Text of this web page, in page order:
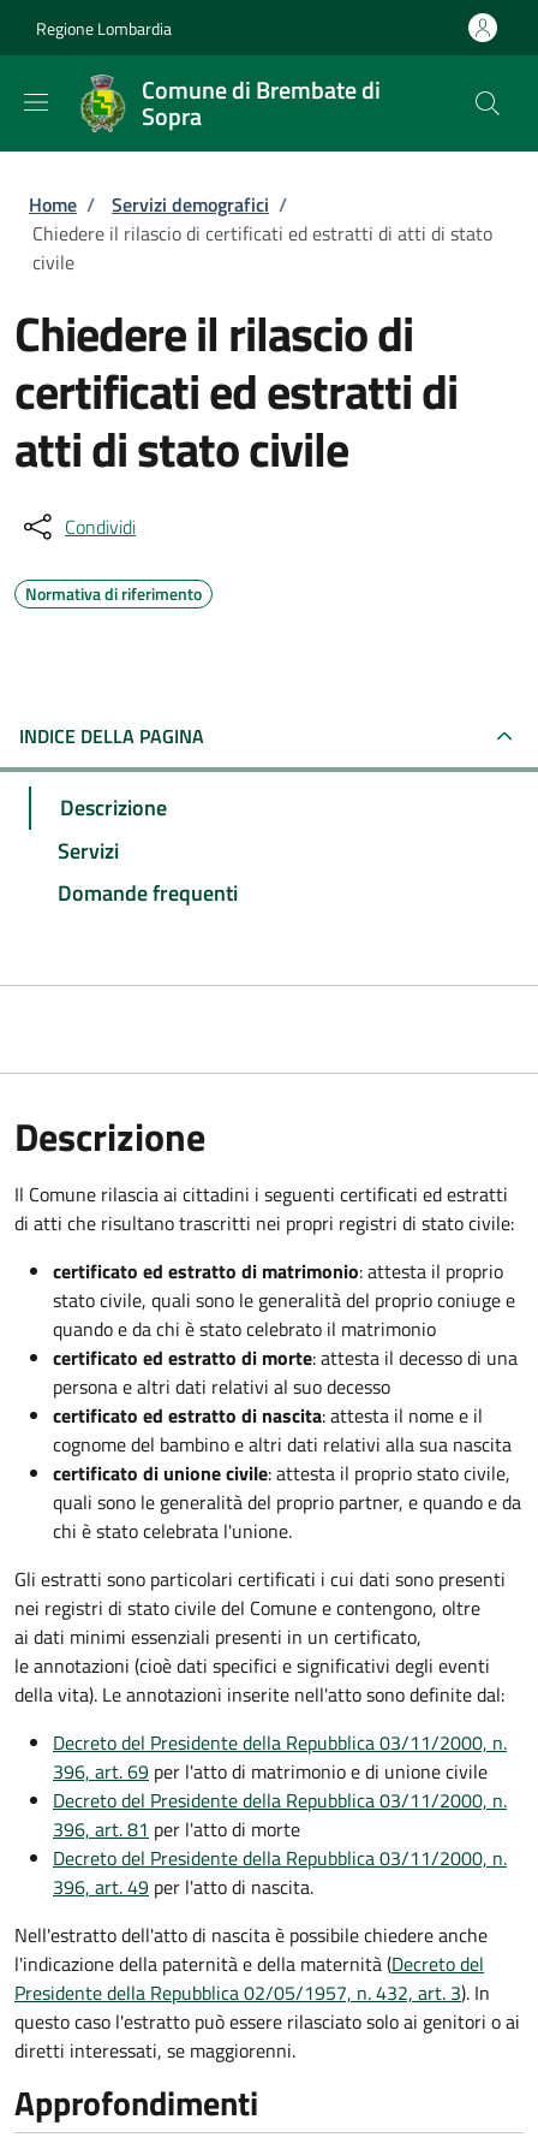
Regione Lombardia
Comune di Brembate di
Sopra
Briciole di pane
Home / Servizi demografici /
Chiedere il rilascio di certificati ed estratti di atti di stato
civile
Chiedere il rilascio di
certificati ed estratti di
atti di stato civile
Condividi
Normativa di riferimento
INDICE DELLA PAGINA
Descrizione
Servizi
Domande frequenti
Descrizione
Il Comune rilascia ai cittadini i seguenti certificati ed estratti
di atti che risultano trascritti nei propri registri di stato civile:
certificato ed estratto di matrimonio: attesta il proprio
stato civile, quali sono le generalità del proprio coniuge e
quando e da chi è stato celebrato il matrimonio
certificato ed estratto di morte: attesta il decesso di una
persona e altri dati relativi al suo decesso
certificato ed estratto di nascita: attesta il nome e il
cognome del bambino e altri dati relativi alla sua nascita
certificato di unione civile: attesta il proprio stato civile,
quali sono le generalità del proprio partner, e quando e da
chi è stato celebrata l'unione.
Gli estratti sono particolari certificati i cui dati sono presenti
nei registri di stato civile del Comune e contengono, oltre
ai dati minimi essenziali presenti in un certificato,
le annotazioni (cioè dati specifici e significativi degli eventi
della vita). Le annotazioni inserite nell'atto sono definite dal:
Decreto del Presidente della Repubblica 03/11/2000, n.
396, art. 69 per l'atto di matrimonio e di unione civile
Decreto del Presidente della Repubblica 03/11/2000, n.
396, art. 81 per l'atto di morte
Decreto del Presidente della Repubblica 03/11/2000, n.
396, art. 49 per l'atto di nascita.
Nell'estratto dell'atto di nascita è possibile chiedere anche
l'indicazione della paternità e della maternità (Decreto del
Presidente della Repubblica 02/05/1957, n. 432, art. 3). In
questo caso l'estratto può essere rilasciato solo ai genitori o ai
diretti interessati, se maggiorenni.
Approfondimenti